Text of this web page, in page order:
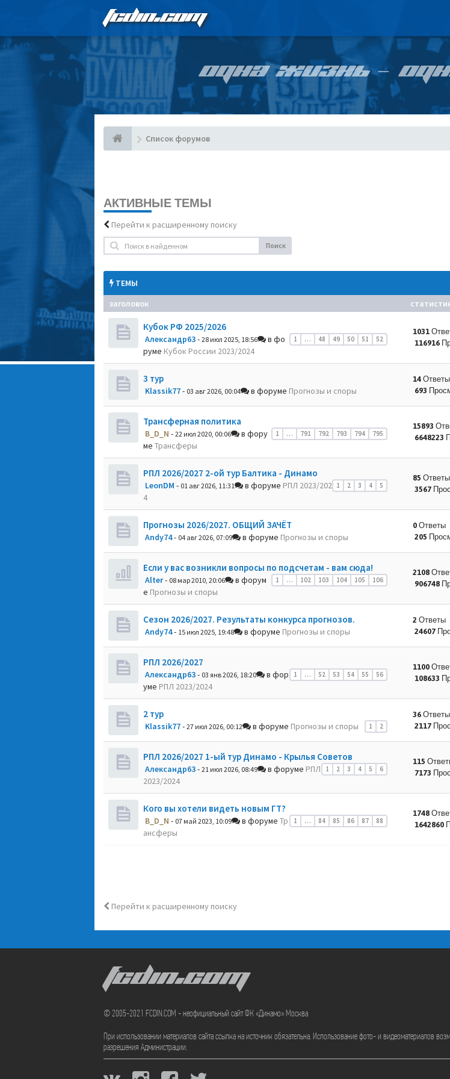
FCDIN.COM
ОДНА ЖИЗНЬ –
Список форумов
АКТИВНЫЕ ТЕМЫ
Перейти к расширенному поиску
Поиск
ТЕМЫ
заголовок
Кубок РФ 2025/2026
1 … 48 49 50 51 52
Александр63- 28 июл 2025, 18:56
в фо
руме Кубок России 2023/2024
1031
116916
3 тур
Klassik77- 03 авг 2026, 00:04 в форуме Прогнозы и споры
14 Ответы
693
Трансферная политика
1 … 791 792 793 794 795
B_D_N - 22 июл 2020, 00:06
в фору
ме Трансферы
15893
6648223
РПЛ 2026/2027 2-ой тур Балтика - Динамо
1 2 3 4 5
LeonDM - 01 авг 2026, 11:31 в форуме РПЛ 2023/202
4
85 Ответы
3567
Прогнозы 2026/2027. ОБЩИЙ ЗАЧЁТ
Andy74- 04 авг 2026, 07:09 в форуме Прогнозы и споры
0 Ответы
205
Если у вас возникли вопросы по подсчетам - вам сюда!
1 … 102 103 104 105 106
Alter- 08 мар 2010, 20:06
в форум
е Прогнозы и споры
2108
906748
Сезон 2026/2027. Результаты конкурса прогнозов.
Andy74- 15 июл 2025, 19:48 в форуме Прогнозы и споры
2 Ответы
24607
РПЛ 2026/2027
1 … 52 53 54 55 56
Александр63- 03 янв 2026, 18:20
в фор
уме РПЛ 2023/2024
1100
108633
2 тур
1 2
Klassik77- 27 июл 2026, 00:12 в форуме Прогнозы и споры
36 Ответы
2117
РПЛ 2026/2027 1-ый тур Динамо - Крылья Советов
1 2 3 4 5 6
Александр63- 21 июл 2026, 08:49 в форуме РПЛ
2023/2024
115
7173
Кого вы хотели видеть новым ГТ?
1 … 84 85 86 87 88
B_D_N - 07 май 2023, 10:09 в форуме Тр
ансферы
1748
1642860
Перейти к расширенному поиску
FCDIN.COM
© 2005-2021 FCDIN.COM - неофициальный сайт ФК «Динамо» Москва
При использовании материалов сайта ссылка на источник обязательна. Использование фото- и видеоматериалов
разрешения Администрации.